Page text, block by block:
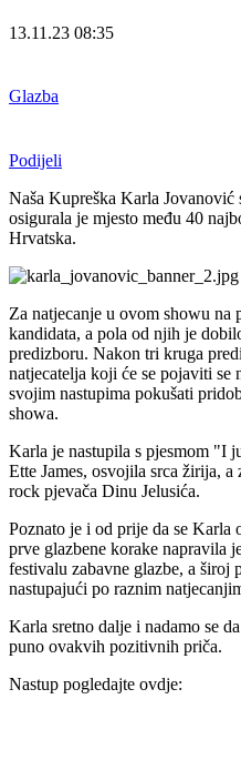
13.11.23 08:35
Glazba
Podijeli
Naša Kupreška Karla Jovanović
osigurala je mjesto među 40
Hrvatska.
Za natjecanje u ovom showu
kandidata, a pola od njih je
predizboru. Nakon tri kruga
natjecatelja koji će se pojaviti
svojim nastupima pokušati
showa.
Karla je nastupila s pjesmom "I
Ette James, osvojila srca žirija,
rock pjevača Dinu Jelusića.
Poznato je i od prije da se Karla
prve glazbene korake napravila
festivalu zabavne glazbe, a široj
nastupajući po raznim
Karla sretno dalje i nadamo se
puno ovakvih pozitivnih priča.
Nastup pogledajte ovdje: